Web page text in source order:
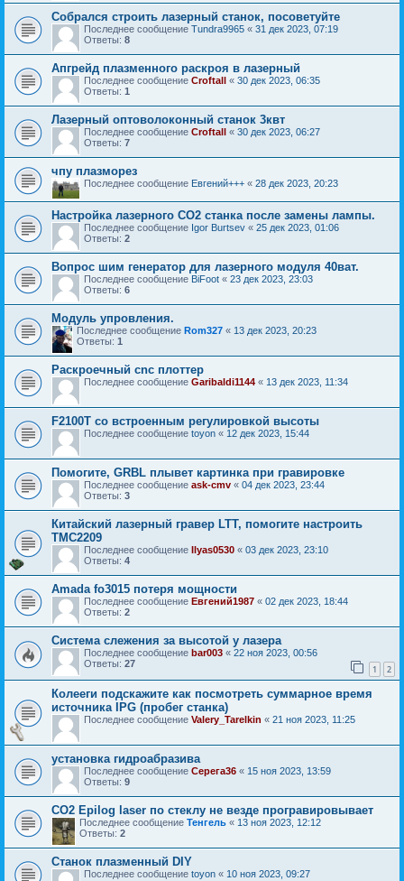
Собрался строить лазерный станок, посоветуйте
Последнее сообщение Tundra9965 « 31 дек 2023, 07:19
Ответы: 8
Апгрейд плазменного раскроя в лазерный
Последнее сообщение Croftall « 30 дек 2023, 06:35
Ответы: 1
Лазерный оптоволоконный станок 3квт
Последнее сообщение Croftall « 30 дек 2023, 06:27
Ответы: 7
чпу плазморез
Последнее сообщение Евгений+++ « 28 дек 2023, 20:23
Настройка лазерного CO2 станка после замены лампы.
Последнее сообщение Igor Burtsev « 25 дек 2023, 01:06
Ответы: 2
Вопрос шим генератор для лазерного модуля 40ват.
Последнее сообщение BiFoot « 23 дек 2023, 23:03
Ответы: 6
Модуль упровления.
Последнее сообщение Rom327 « 13 дек 2023, 20:23
Ответы: 1
Раскроечный cnc плоттер
Последнее сообщение Garibaldi1144 « 13 дек 2023, 11:34
F2100T со встроенным регулировкой высоты
Последнее сообщение toyon « 12 дек 2023, 15:44
Помогите, GRBL плывет картинка при гравировке
Последнее сообщение ask-cmv « 04 дек 2023, 23:44
Ответы: 3
Китайский лазерный гравер LTT, помогите настроить
TMC2209
Последнее сообщение Ilyas0530 « 03 дек 2023, 23:10
Ответы: 4
Amada fo3015 потеря мощности
Последнее сообщение Евгений1987 « 02 дек 2023, 18:44
Ответы: 2
Система слежения за высотой у лазера
Последнее сообщение bar003 « 22 ноя 2023, 00:56
Ответы: 27 1 2
Колееги подскажите как посмотреть суммарное время
источника IPG (пробег станка)
Последнее сообщение Valery_Tarelkin « 21 ноя 2023, 11:25
установка гидроабразива
Последнее сообщение Серега36 « 15 ноя 2023, 13:59
Ответы: 9
CO2 Epilog laser по стеклу не везде програвировывает
Последнее сообщение Тенгель « 13 ноя 2023, 12:12
Ответы: 2
Станок плазменный DIY
Последнее сообщение toyon « 10 ноя 2023, 09:27